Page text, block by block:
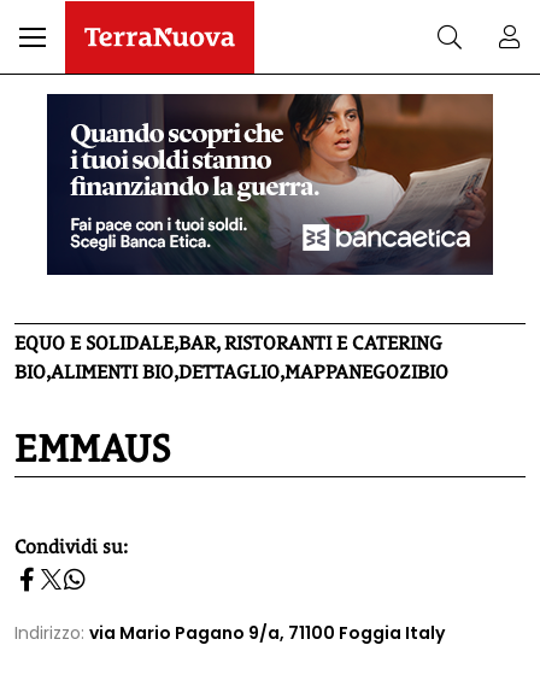
EQUO E SOLIDALE,BAR, RISTORANTI E CATERING
BIO,ALIMENTI BIO,DETTAGLIO,MAPPANEGOZIBIO
EMMAUS
homepage h2
Condividi su:
Indirizzo: via Mario Pagano 9/a, 71100 Foggia Italy